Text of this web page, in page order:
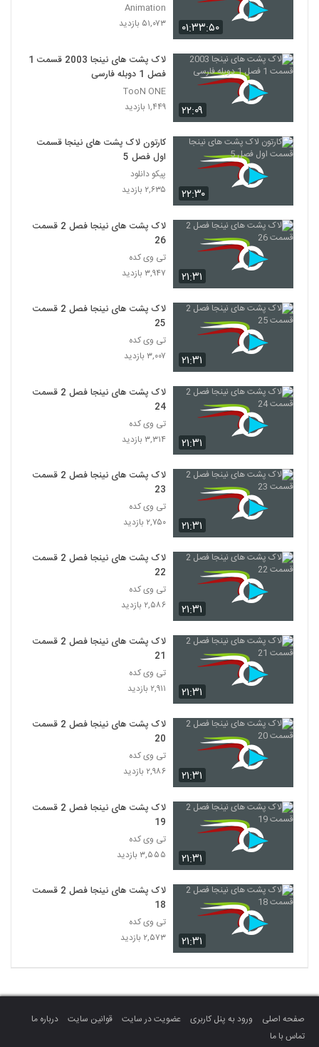
۰۱:۳۳:۵۰
Animation
۵۱,۰۷۳ بازدید
۲۲:۰۹
لاک پشت های نینجا 2003 قسمت 1
فصل 1 دوبله فارسی
TooN ONE
۱,۴۴۹ بازدید
۲۲:۳۰
کارتون لاک پشت های نینجا قسمت
اول فصل 5
پیکو دانلود
۲,۶۳۵ بازدید
۲۱:۳۱
لاک پشت های نینجا فصل 2 قسمت
26
تی وی کده
۳,۹۴۷ بازدید
۲۱:۳۱
لاک پشت های نینجا فصل 2 قسمت
25
تی وی کده
۳,۰۰۷ بازدید
۲۱:۳۱
لاک پشت های نینجا فصل 2 قسمت
24
تی وی کده
۳,۳۱۴ بازدید
۲۱:۳۱
لاک پشت های نینجا فصل 2 قسمت
23
تی وی کده
۲,۷۵۰ بازدید
۲۱:۳۱
لاک پشت های نینجا فصل 2 قسمت
22
تی وی کده
۲,۵۸۶ بازدید
۲۱:۳۱
لاک پشت های نینجا فصل 2 قسمت
21
تی وی کده
۲,۹۱۱ بازدید
۲۱:۳۱
لاک پشت های نینجا فصل 2 قسمت
20
تی وی کده
۲,۹۸۶ بازدید
۲۱:۳۱
لاک پشت های نینجا فصل 2 قسمت
19
تی وی کده
۳,۵۵۵ بازدید
۲۱:۳۱
لاک پشت های نینجا فصل 2 قسمت
18
تی وی کده
۲,۵۷۳ بازدید
صفحه اصلی ورود به پنل کاربری عضویت در سایت قوانین سایت
درباره ما
تماس با ما